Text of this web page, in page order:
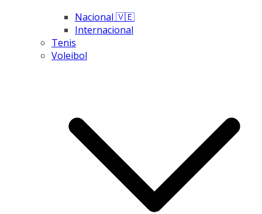
Nacional 🇻🇪
Internacional
Tenis
Voleibol